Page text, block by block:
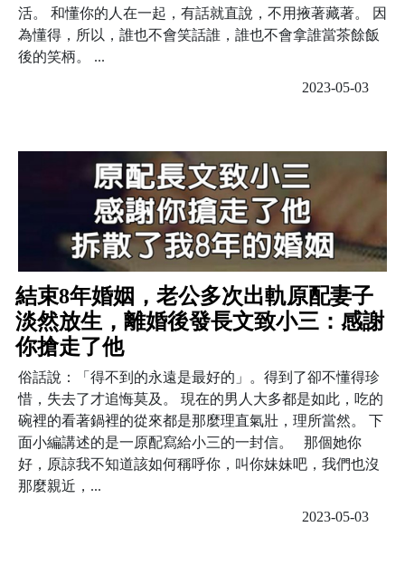
活。 和懂你的人在一起，有話就直說，不用掖著藏著。 因
為懂得，所以，誰也不會笑話誰，誰也不會拿誰當茶餘飯
後的笑柄。 ...
2023-05-03
結束8年婚姻，老公多次出軌原配妻子
淡然放生，離婚後發長文致小三：感謝
你搶走了他
俗話說：「得不到的永遠是最好的」。得到了卻不懂得珍
惜，失去了才追悔莫及。 現在的男人大多都是如此，吃的
碗裡的看著鍋裡的從來都是那麼理直氣壯，理所當然。 下
面小編講述的是一原配寫給小三的一封信。 那個她你
好，原諒我不知道該如何稱呼你，叫你妹妹吧，我們也沒
那麼親近，...
2023-05-03